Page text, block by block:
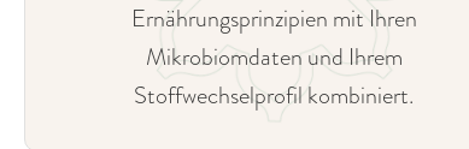
Ernährungsprinzipien mit Ihren
Mikrobiomdaten und Ihrem
Stoffwechselprofil kombiniert.